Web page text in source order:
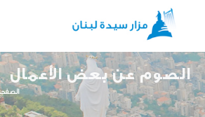
Skip to main content
الصوم عن بعض الأعمال
You are here